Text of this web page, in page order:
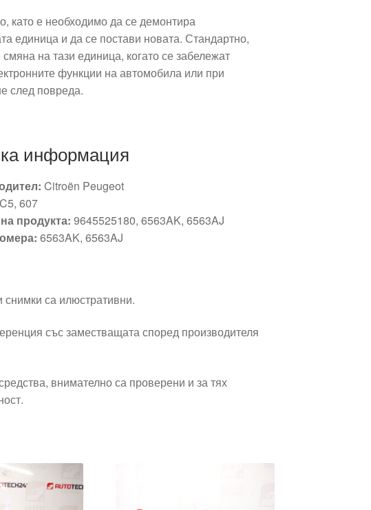
като е необходимо да се демонтира
единица и да се постави новата. Стандартно,
на тази единица, когато се забележат
функции на автомобила или при
след повреда.
информация
Citroën Peugeot
C5, 607
продукта: 9645525180, 6563AK, 6563AJ
6563AK, 6563AJ
снимки са илюстративни.
със заместващата според производителя
внимателно са проверени и за тях